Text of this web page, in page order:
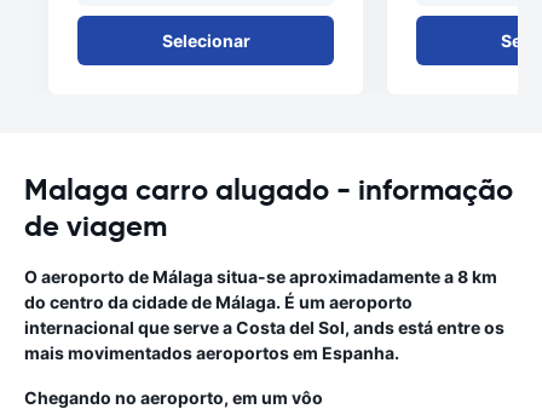
Selecionar
Malaga carro alugado - informação
de viagem
O aeroporto de Málaga situa-se aproximadamente a 8 km
do centro da cidade de Málaga. É um aeroporto
internacional que serve a Costa del Sol, ands está entre os
mais movimentados aeroportos em Espanha.
Chegando no aeroporto, em um vôo